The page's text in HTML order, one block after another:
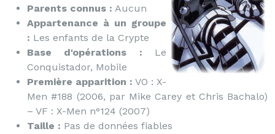
Parents connus : Aucun
Appartenance à un groupe
: Les enfants de la Crypte
Base d'opérations : Le
Conquistador, Mobile
Première apparition : VO : X-
Men #188 (2006, par Mike Carey et Chris Bachalo)
– VF : X-Men n°124 (2007)
Taille : Pas de données fiables